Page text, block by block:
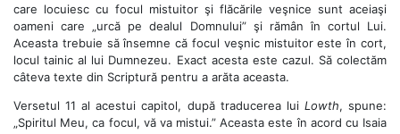
care locuiesc cu focul mistuitor şi flăcările veşnice sunt aceiaşi
oameni care „urcă pe dealul Domnului” şi rămân în cortul Lui.
Aceasta trebuie să însemne că focul veşnic mistuitor este în cort,
locul tainic al lui Dumnezeu. Exact acesta este cazul. Să colectăm
câteva texte din Scriptură pentru a arăta aceasta.
Versetul 11 al acestui capitol, după traducerea lui Lowth, spune:
„Spiritul Meu, ca focul, vă va mistui.” Aceasta este în acord cu Isaia